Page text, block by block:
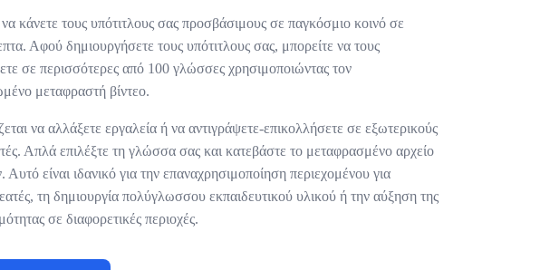
κάνετε τους υπότιτλους σας προσβάσιμους σε παγκόσμιο κοινό σε
Αφού δημιουργήσετε τους υπότιτλους σας, μπορείτε να τους
σε περισσότερες από 100 γλώσσες χρησιμοποιώντας τον
μεταφραστή βίντεο.
να αλλάξετε εργαλεία ή να αντιγράψετε-επικολλήσετε σε εξωτερικούς
Απλά επιλέξτε τη γλώσσα σας και κατεβάστε το μεταφρασμένο αρχείο
Αυτό είναι ιδανικό για την επαναχρησιμοποίηση περιεχομένου για
τη δημιουργία πολύγλωσσου εκπαιδευτικού υλικού ή την αύξηση της
σε διαφορετικές περιοχές.